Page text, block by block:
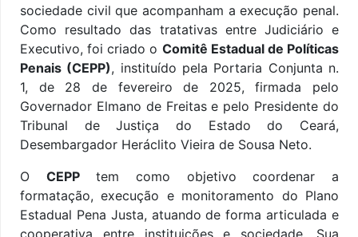
sociedade civil que acompanham a execução penal.
Como resultado das tratativas entre Judiciário e
Executivo, foi criado o Comitê Estadual de Políticas
Penais (CEPP), instituído pela Portaria Conjunta n.
1, de 28 de fevereiro de 2025, firmada pelo
Governador Elmano de Freitas e pelo Presidente do
Tribunal de Justiça do Estado do Ceará,
Desembargador Heráclito Vieira de Sousa Neto.
O CEPPtem como objetivo coordenar a
formatação, execução e monitoramento do Plano
Estadual Pena Justa, atuando de forma articulada e
cooperativa entre instituições e sociedade. Sua